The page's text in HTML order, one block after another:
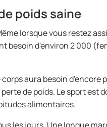
poids saine
lorsque vous restez
d'environ 2 000
aura besoin
de poids. Le sport est
alimentaires.